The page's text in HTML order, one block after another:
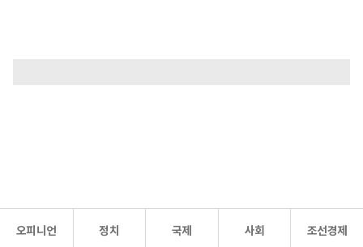
오피니언 정치 국제 사회 조선경제